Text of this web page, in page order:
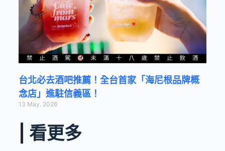
台北必去酒吧推薦！全台首家「海尼根品牌概
念店」進駐信義區！
13 May. 2026
| 看更多